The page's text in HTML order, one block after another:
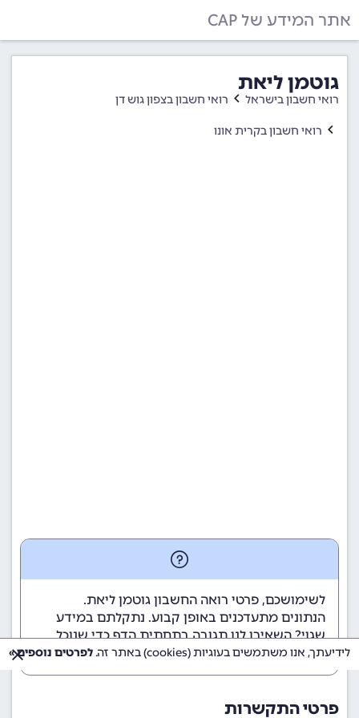
אתר המידע של CAP
גוטמן ליאת
רואי חשבון בישראל רואי חשבון בצפון גוש דן
רואי חשבון בקרית אונו
לשימושכם, פרטי רואה החשבון גוטמן ליאת.
הנתונים מתעדכנים באופן קבוע. נתקלתם במידע
שגוי? השאירו לנו תגובה בתחתית הדף כדי שנוכל
לטפל בבעיה בהקדם.
פרטי התקשרות
לידיעתך, אנו משתמשים בעוגיות (cookies) באתר זה. לפרטים נוספים »